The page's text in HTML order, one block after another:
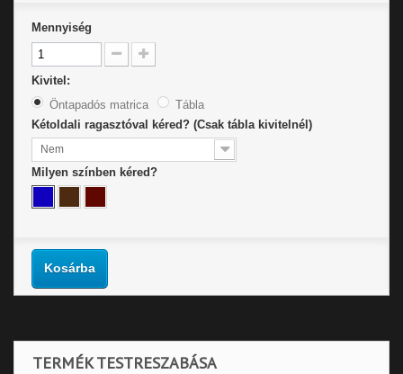
Mennyiség
Kivitel:
Öntapadós matrica
Tábla
Kétoldali ragasztóval kéred? (Csak tábla kivitelnél)
Nem
Milyen színben kéred?
Kosárba
TERMÉK TESTRESZABÁSA